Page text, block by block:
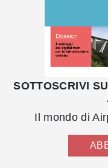
SOTTOSCRIVI
Il mondo di